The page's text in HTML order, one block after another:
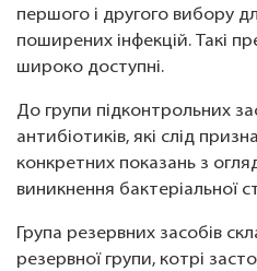
першого і другого вибору
поширених інфекцій. Такі
широко доступні.
До групи підконтрольних
антибіотиків, які слід
конкретних показань з
виникнення бактеріальної
Група резервних засобів
резервної групи, котрі